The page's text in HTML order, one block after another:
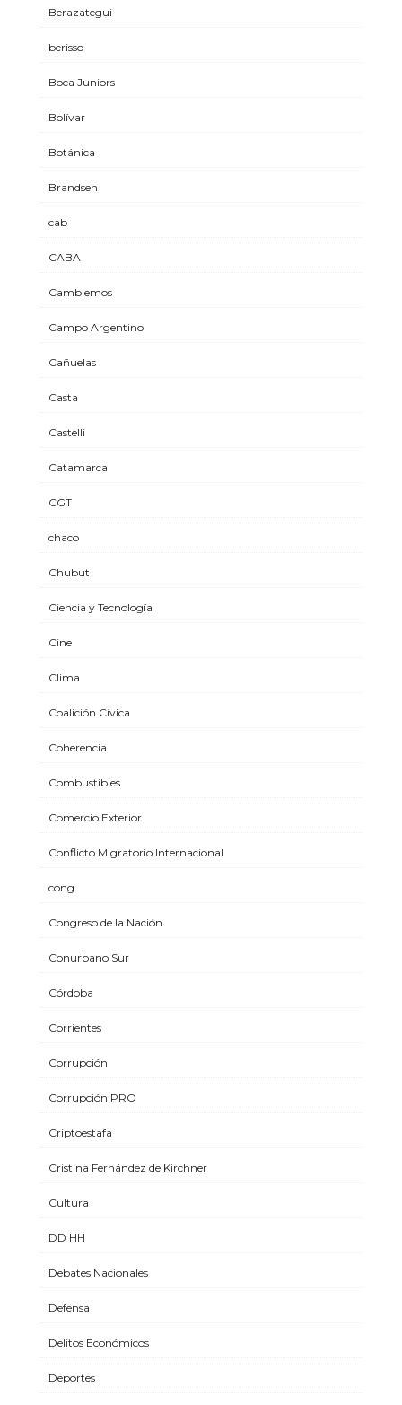
Berazategui
berisso
Boca Juniors
Bolívar
Botánica
Brandsen
cab
CABA
Cambiemos
Campo Argentino
Cañuelas
Casta
Castelli
Catamarca
CGT
chaco
Chubut
Ciencia y Tecnología
Cine
Clima
Coalición Cívica
Coherencia
Combustibles
Comercio Exterior
Conflicto MIgratorio Internacional
cong
Congreso de la Nación
Conurbano Sur
Córdoba
Corrientes
Corrupción
Corrupción PRO
Criptoestafa
Cristina Fernández de Kirchner
Cultura
DD HH
Debates Nacionales
Defensa
Delitos Económicos
Deportes